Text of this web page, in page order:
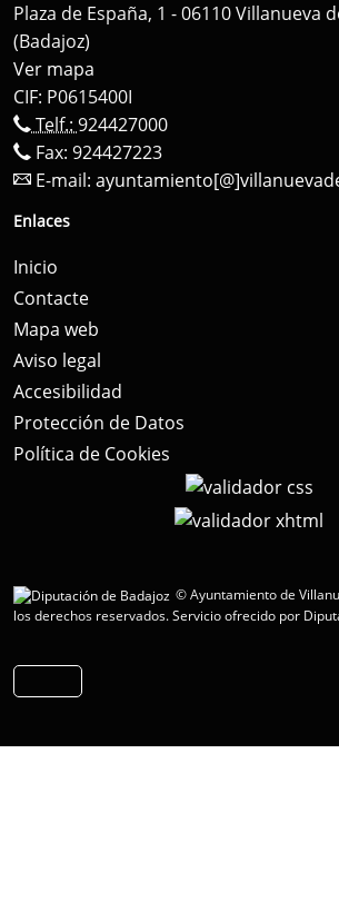
Plaza de España, 1 - 06110 Villanueva
(Badajoz)
Ver mapa
CIF: P0615400I
Telf.: 924427000
Fax: 924427223
E-mail:
Enlaces
Inicio
Contacte
Mapa web
Aviso legal
Accesibilidad
Protección de Datos
Política de Cookies
© Ayuntamiento de
los derechos reservados.Servicio ofrecido por